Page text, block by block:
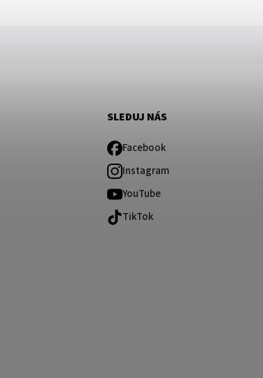
SLEDUJ NÁS
Facebook
Instagram
YouTube
TikTok